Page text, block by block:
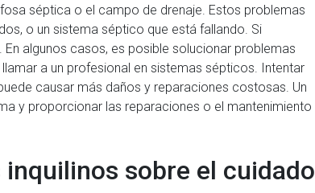
séptica o el campo de drenaje. Estos problemas
o un sistema séptico que está fallando. Si
algunos casos, es posible solucionar problemas
a un profesional en sistemas sépticos. Intentar
causar más daños y reparaciones costosas. Un
y proporcionar las reparaciones o el mantenimiento
sobre el cuidado